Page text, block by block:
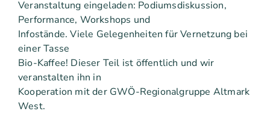
Veranstaltung eingeladen: Podiumsdiskussion,
Performance, Workshops und
Infostände. Viele Gelegenheiten für Vernetzung bei
einer Tasse
Bio-Kaffee! Dieser Teil ist öffentlich und wir
veranstalten ihn in
Kooperation mit der GWÖ-Regionalgruppe Altmark
West.